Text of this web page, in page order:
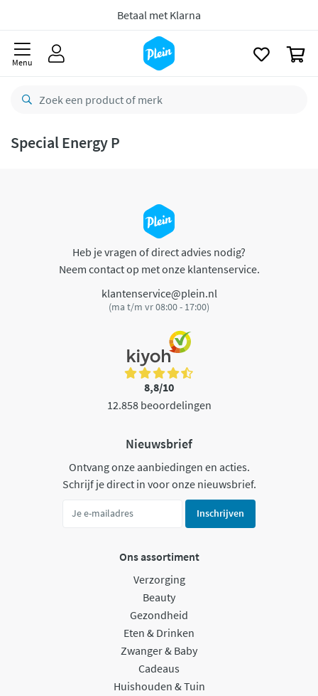
Betaal met Klarna
Menu
Special Energy P
Heb je vragen of direct advies nodig?
Neem contact op met onze klantenservice.
klantenservice@plein.nl
(ma t/m vr 08:00 - 17:00)
8,8/10
12.858 beoordelingen
Nieuwsbrief
Ontvang onze aanbiedingen en acties.
Schrijf je direct in voor onze nieuwsbrief.
Inschrijven
Ons assortiment
Verzorging
Beauty
Gezondheid
Eten & Drinken
Zwanger & Baby
Cadeaus
Huishouden & Tuin